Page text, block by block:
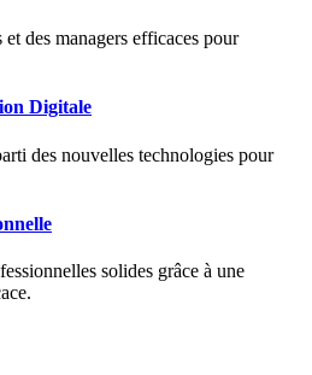
des managers efficaces pour
Digitale
des nouvelles technologies pour
solides grâce à une